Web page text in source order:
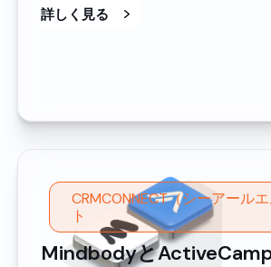
詳しく見る
CRMCONNECT（シーアール
ト
Mindbodyと